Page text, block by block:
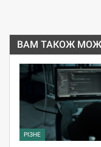
ВАМ ТАКОЖ
РІЗНЕ